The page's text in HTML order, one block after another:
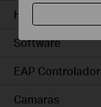
Hardware
Software
EAP Controlador
Camaras